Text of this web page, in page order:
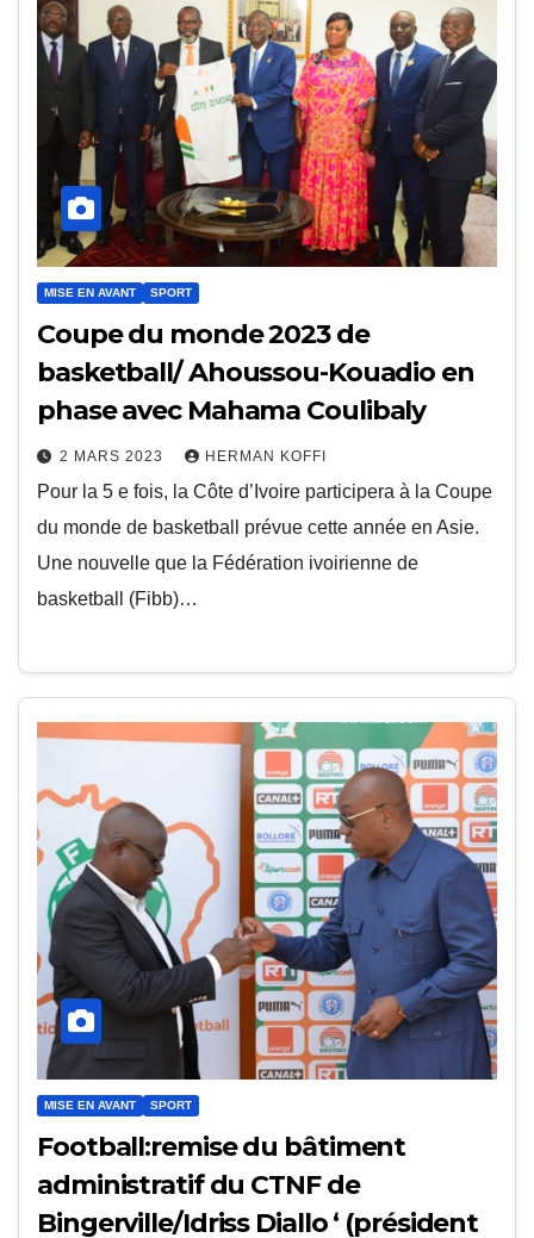
MISE EN AVANT SPORT
Coupe du monde 2023 de
basketball/ Ahoussou-Kouadio en
phase avec Mahama Coulibaly
2 MARS 2023 HERMAN KOFFI
Pour la 5 e fois, la Côte d’Ivoire participera à la Coupe
du monde de basketball prévue cette année en Asie.
Une nouvelle que la Fédération ivoirienne de
basketball (Fibb)…
MISE EN AVANT SPORT
Football:remise du bâtiment
administratif du CTNF de
Bingerville/Idriss Diallo ‘ (président